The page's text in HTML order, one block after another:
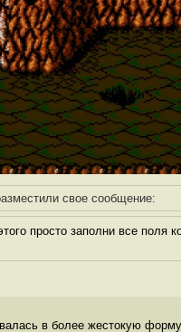
свое сообщение:
просто заполни все поля
в более жестокую